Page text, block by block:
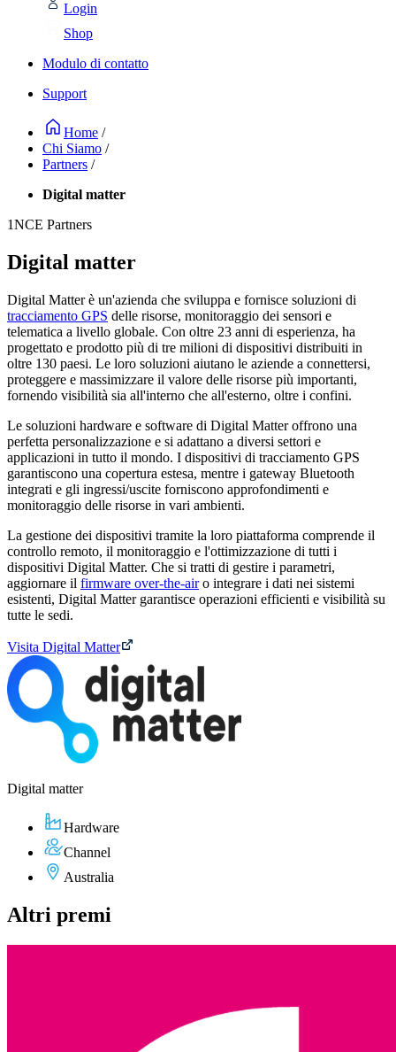
Login
Shop
Modulo di contatto
Support
Home /
Chi Siamo /
Partners /
Digital matter
1NCE Partners
Digital matter
Digital Matter è un'azienda che sviluppa e fornisce soluzioni di
tracciamento GPS delle risorse, monitoraggio dei sensori e
telematica a livello globale. Con oltre 23 anni di esperienza, ha
progettato e prodotto più di tre milioni di dispositivi distribuiti in
oltre 130 paesi. Le loro soluzioni aiutano le aziende a connettersi,
proteggere e massimizzare il valore delle risorse più importanti,
fornendo visibilità sia all'interno che all'esterno, oltre i confini.
Le soluzioni hardware e software di Digital Matter offrono una
perfetta personalizzazione e si adattano a diversi settori e
applicazioni in tutto il mondo. I dispositivi di tracciamento GPS
garantiscono una copertura estesa, mentre i gateway Bluetooth
integrati e gli ingressi/uscite forniscono approfondimenti e
monitoraggio delle risorse in vari ambienti.
La gestione dei dispositivi tramite la loro piattaforma comprende il
controllo remoto, il monitoraggio e l'ottimizzazione di tutti i
dispositivi Digital Matter. Che si tratti di gestire i parametri,
aggiornare il firmware over-the-airo integrare i dati nei sistemi
esistenti, Digital Matter garantisce operazioni efficienti e visibilità su
tutte le sedi.
Visita Digital Matter
Digital matter
Hardware
Channel
Australia
Altri premi